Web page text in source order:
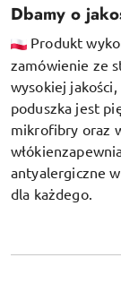
Dbamy o
Produkt
zamówienie ze
wysokiej
poduszka jest
mikrofibry oraz
włókien
antyalergiczne
dla każdego.